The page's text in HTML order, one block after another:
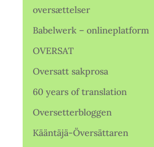
oversættelser
Babelwerk – onlineplatform
OVERSAT
Oversatt sakprosa
60 years of translation
Oversetterbloggen
Kääntäjä-Översättaren